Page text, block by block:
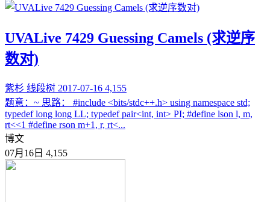
UVALive 7429 Guessing Camels (求逆序
数对)
紫杉 线段树 2017-07-16 4,155
题意：~ 思路： #include <bits/stdc++.h> using namespace std;
typedef long long LL; typedef pair<int, int> PI; #define lson l, m,
rt<<1 #define rson m+1, r, rt<...
博文
07月16日 4,155